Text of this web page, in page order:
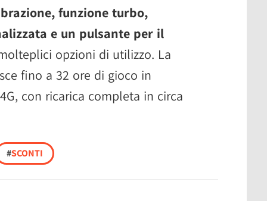
funzione turbo,
e un pulsante per il
opzioni di utilizzo. La
fino a 32 ore di gioco in
con ricarica completa in circa
#SCONTI